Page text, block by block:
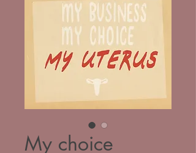
My choice